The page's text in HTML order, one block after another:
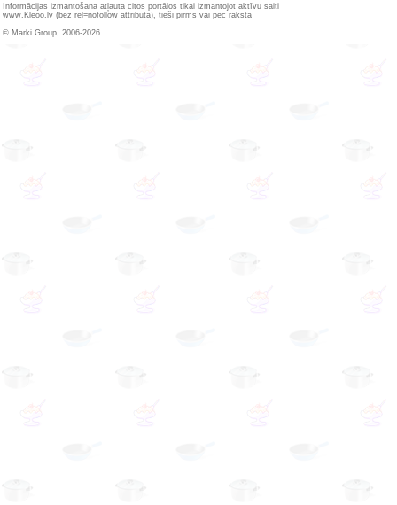
Informācijas izmantošana atļauta citos portālos tikai izmantojot aktīvu saiti
www.Kleoo.lv (bez rel=nofollow attributa), tieši pirms vai pēc raksta
© Marki Group, 2006-2026